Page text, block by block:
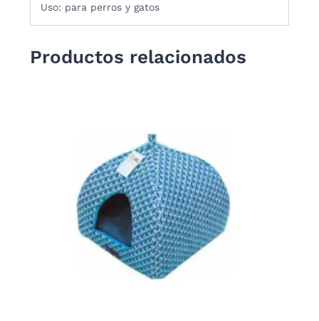
Uso: para perros y gatos
Productos relacionados